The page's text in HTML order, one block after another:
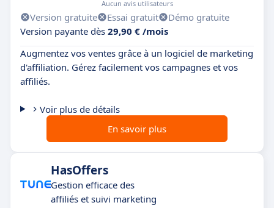
Aucun avis utilisateurs
Version gratuite Essai gratuit
Démo gratuite
Version payante dès 29,90 € /mois
Augmentez vos ventes grâce à un logiciel de marketing
d'affiliation. Gérez facilement vos campagnes et vos
affiliés.
Voir plus de détails
En savoir plus
HasOffers
Gestion efficace des
affiliés et suivi marketing